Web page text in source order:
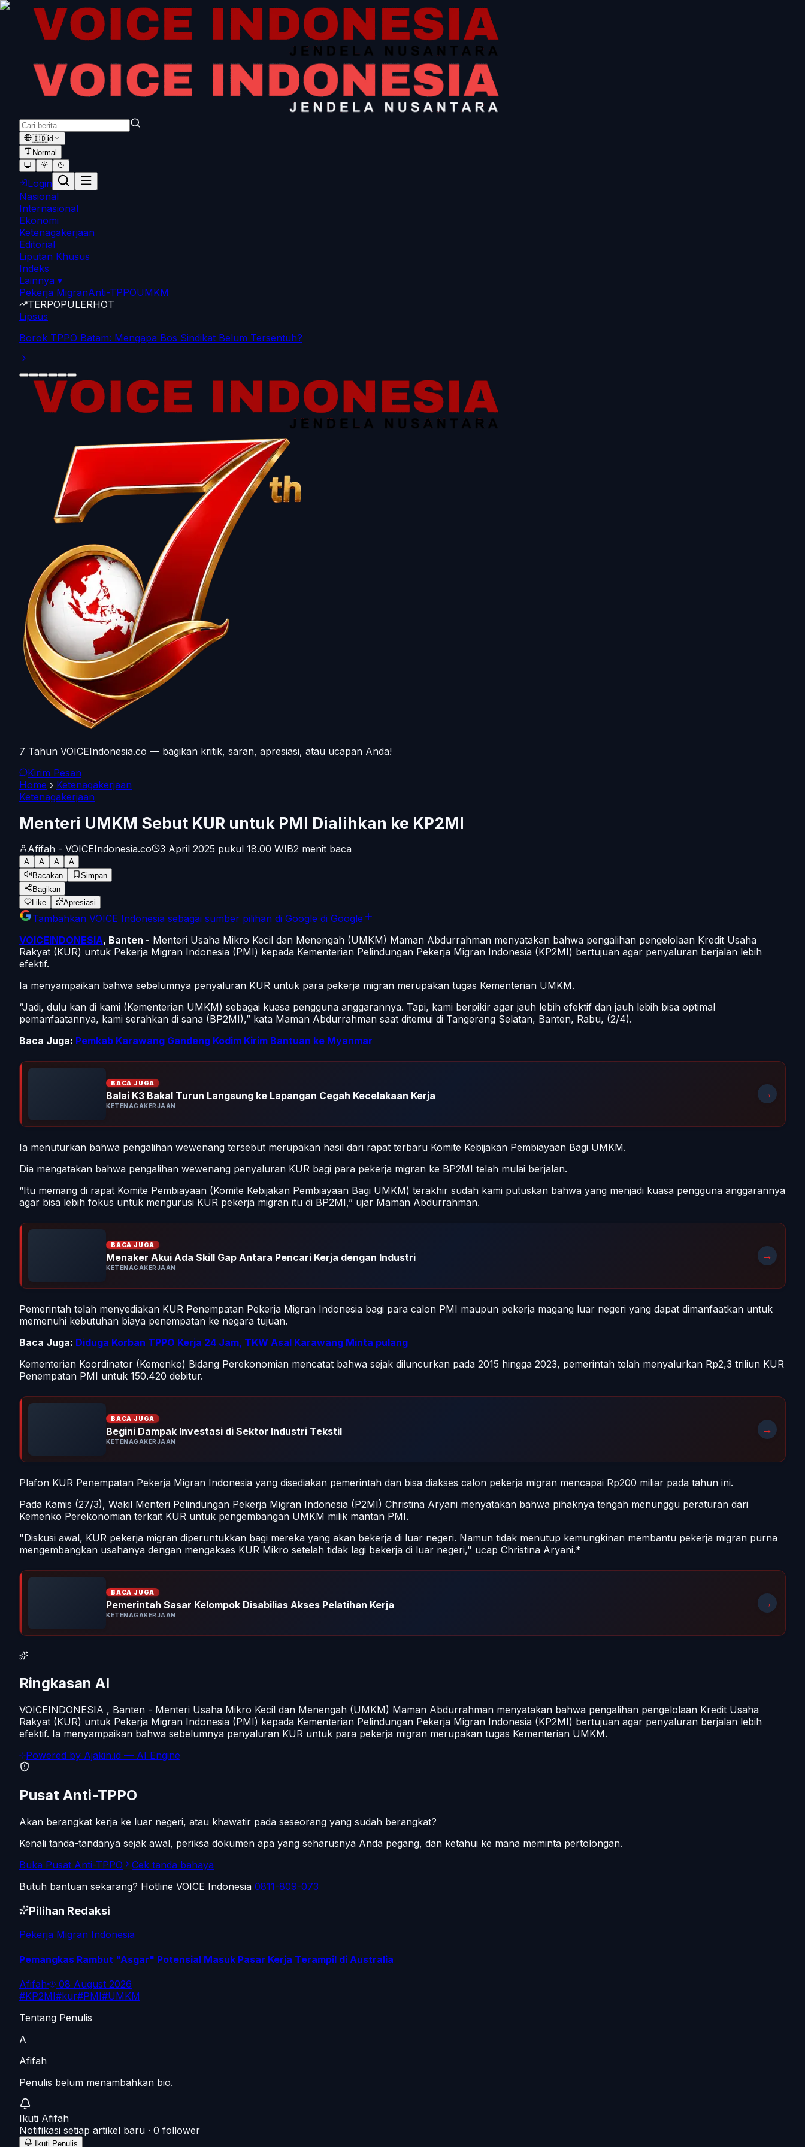
🇮🇩id
Normal
Login
Nasional
Internasional
Ekonomi
Ketenagakerjaan
Editorial
Liputan Khusus
Indeks
Lainnya ▾
Pekerja MigranAnti-TPPOUMKM
TERPOPULERHOT
Lipsus
Borok TPPO Batam: Mengapa Bos Sindikat Belum Tersentuh?
7 Tahun VOICEIndonesia.co — bagikan kritik, saran, apresiasi, atau ucapan Anda!
Kirim Pesan
Home › Ketenagakerjaan
Ketenagakerjaan
Menteri UMKM Sebut KUR untuk PMI Dialihkan ke KP2MI
Afifah - VOICEIndonesia.co 3 April 2025 pukul 18.00 WIB2 menit baca
A A A
A
Bacakan
Simpan
Bagikan
Like
Apresiasi
Tambahkan VOICE Indonesia sebagai sumber pilihan di Google di Google
VOICEINDONESIA, Banten - Menteri Usaha Mikro Kecil dan Menengah (UMKM) Maman Abdurrahman menyatakan bahwa pengalihan pengelolaan Kredit Usaha
Rakyat (KUR) untuk Pekerja Migran Indonesia (PMI) kepada Kementerian Pelindungan Pekerja Migran Indonesia (KP2MI) bertujuan agar penyaluran berjalan lebih
efektif.
Ia menyampaikan bahwa sebelumnya penyaluran KUR untuk para pekerja migran merupakan tugas Kementerian UMKM.
“Jadi, dulu kan di kami (Kementerian UMKM) sebagai kuasa pengguna anggarannya. Tapi, kami berpikir agar jauh lebih efektif dan jauh lebih bisa optimal
pemanfaatannya, kami serahkan di sana (BP2MI),” kata Maman Abdurrahman saat ditemui di Tangerang Selatan, Banten, Rabu, (2/4).
Baca Juga: Pemkab Karawang Gandeng Kodim Kirim Bantuan ke Myanmar
BACA JUGA
Balai K3 Bakal Turun Langsung ke Lapangan Cegah Kecelakaan Kerja
KETENAGAKERJAAN
→
Ia menuturkan bahwa pengalihan wewenang tersebut merupakan hasil dari rapat terbaru Komite Kebijakan Pembiayaan Bagi UMKM.
Dia mengatakan bahwa pengalihan wewenang penyaluran KUR bagi para pekerja migran ke BP2MI telah mulai berjalan.
“Itu memang di rapat Komite Pembiayaan (Komite Kebijakan Pembiayaan Bagi UMKM) terakhir sudah kami putuskan bahwa yang menjadi kuasa pengguna anggarannya
agar bisa lebih fokus untuk mengurusi KUR pekerja migran itu di BP2MI,” ujar Maman Abdurrahman.
BACA JUGA
Menaker Akui Ada Skill Gap Antara Pencari Kerja dengan Industri
KETENAGAKERJAAN
→
Pemerintah telah menyediakan KUR Penempatan Pekerja Migran Indonesia bagi para calon PMI maupun pekerja magang luar negeri yang dapat dimanfaatkan untuk
memenuhi kebutuhan biaya penempatan ke negara tujuan.
Baca Juga: Diduga Korban TPPO Kerja 24 Jam, TKW Asal Karawang Minta pulang
Kementerian Koordinator (Kemenko) Bidang Perekonomian mencatat bahwa sejak diluncurkan pada 2015 hingga 2023, pemerintah telah menyalurkan Rp2,3 triliun KUR
Penempatan PMI untuk 150.420 debitur.
BACA JUGA
Begini Dampak Investasi di Sektor Industri Tekstil
KETENAGAKERJAAN
→
Plafon KUR Penempatan Pekerja Migran Indonesia yang disediakan pemerintah dan bisa diakses calon pekerja migran mencapai Rp200 miliar pada tahun ini.
Pada Kamis (27/3), Wakil Menteri Pelindungan Pekerja Migran Indonesia (P2MI) Christina Aryani menyatakan bahwa pihaknya tengah menunggu peraturan dari
Kemenko Perekonomian terkait KUR untuk pengembangan UMKM milik mantan PMI.
"Diskusi awal, KUR pekerja migran diperuntukkan bagi mereka yang akan bekerja di luar negeri. Namun tidak menutup kemungkinan membantu pekerja migran purna
mengembangkan usahanya dengan mengakses KUR Mikro setelah tidak lagi bekerja di luar negeri," ucap Christina Aryani.*
BACA JUGA
Pemerintah Sasar Kelompok Disabilias Akses Pelatihan Kerja
KETENAGAKERJAAN
→
Ringkasan AI
VOICEINDONESIA , Banten - Menteri Usaha Mikro Kecil dan Menengah (UMKM) Maman Abdurrahman menyatakan bahwa pengalihan pengelolaan Kredit Usaha
Rakyat (KUR) untuk Pekerja Migran Indonesia (PMI) kepada Kementerian Pelindungan Pekerja Migran Indonesia (KP2MI) bertujuan agar penyaluran berjalan lebih
efektif. Ia menyampaikan bahwa sebelumnya penyaluran KUR untuk para pekerja migran merupakan tugas Kementerian UMKM.
Powered by Ajakin.id — AI Engine
Pusat Anti-TPPO
Akan berangkat kerja ke luar negeri, atau khawatir pada seseorang yang sudah berangkat?
Kenali tanda-tandanya sejak awal, periksa dokumen apa yang seharusnya Anda pegang, dan ketahui ke mana meminta pertolongan.
Buka Pusat Anti-TPPO
Cek tanda bahaya
Butuh bantuan sekarang? Hotline VOICE Indonesia 0811-809-073
Pilihan Redaksi
Pekerja Migran Indonesia
Pemangkas Rambut "Asgar" Potensial Masuk Pasar Kerja Terampil di Australia
Afifah·
08 August 2026
#KP2MI#kur#PMI#UMKM
Tentang Penulis
A
Afifah
Penulis belum menambahkan bio.
Ikuti Afifah
Notifikasi setiap artikel baru · 0 follower
Ikuti Penulis